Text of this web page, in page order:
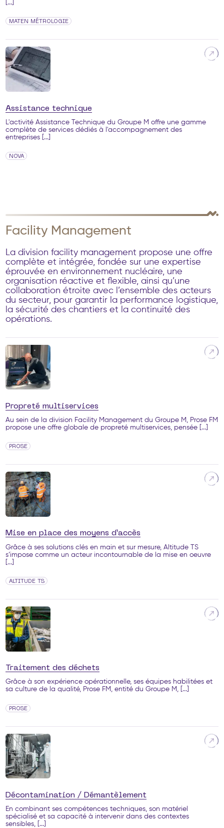
[...]
MATEN MÉTROLOGIE
Assistance technique
L'activité Assistance Technique du Groupe M offre une gamme
complète de services dédiés à l'accompagnement des
entreprises [...]
NOVA
Facility Management
La division facility management propose une offre
complète et intégrée, fondée sur une expertise
éprouvée en environnement nucléaire, une
organisation réactive et flexible, ainsi qu’une
collaboration étroite avec l’ensemble des acteurs
du secteur, pour garantir la performance logistique,
la sécurité des chantiers et la continuité des
opérations.
Propreté multiservices
Au sein de la division Facility Management du Groupe M, Prose FM
propose une offre globale de propreté multiservices, pensée [...]
PROSE
Mise en place des moyens d’accès
Grâce à ses solutions clés en main et sur mesure, Altitude TS
s’impose comme un acteur incontournable de la mise en oeuvre
[...]
ALTITUDE TS
Traitement des déchets
Grâce à son expérience opérationnelle, ses équipes habilitées et
sa culture de la qualité, Prose FM, entité du Groupe M, [...]
PROSE
Décontamination / Démantèlement
En combinant ses compétences techniques, son matériel
spécialisé et sa capacité à intervenir dans des contextes
sensibles, [...]